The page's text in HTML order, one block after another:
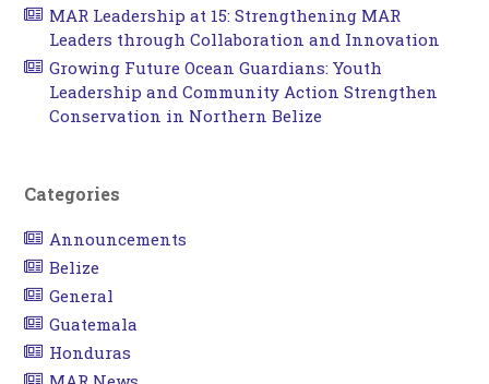
MAR Leadership at 15: Strengthening MAR
Leaders through Collaboration and Innovation
Growing Future Ocean Guardians: Youth
Leadership and Community Action Strengthen
Conservation in Northern Belize
Categories
Announcements
Belize
General
Guatemala
Honduras